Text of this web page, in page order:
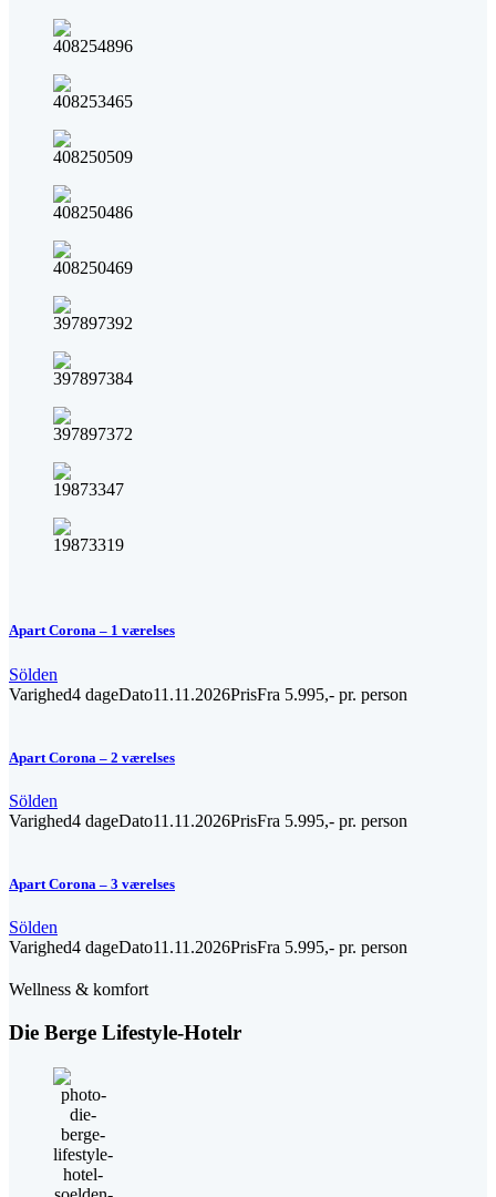
Apart Corona – 1 værelses
Sölden
Varighed4 dageDato11.11.2026PrisFra 5.995,- pr. person
Apart Corona – 2 værelses
Sölden
Varighed4 dageDato11.11.2026PrisFra 5.995,- pr. person
Apart Corona – 3 værelses
Sölden
Varighed4 dageDato11.11.2026PrisFra 5.995,- pr. person
Wellness & komfort
Die Berge Lifestyle-Hotelr